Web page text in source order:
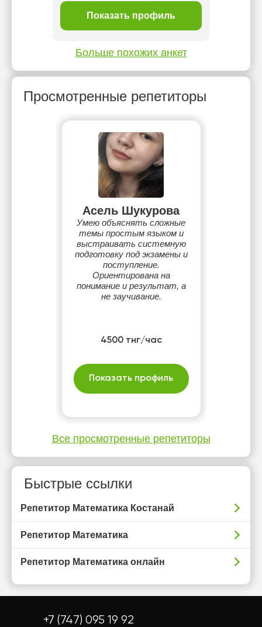
Показать профиль
Больше похожих анкет
Просмотренные репетиторы
Асель Шукурова
Умею объяснять сложные
темы простым языком и
выстраивать системную
подготовку под экзамены и
поступление.
Ориентирована на
понимание и результат, а
не заучивание.
4500 тнг/час
Показать профиль
Все просмотренные репетиторы
Быстрые ссылки
Репетитор Математика Костанай
Репетитор Математика
Репетитор Математика онлайн
+7 (747) 095 19 92